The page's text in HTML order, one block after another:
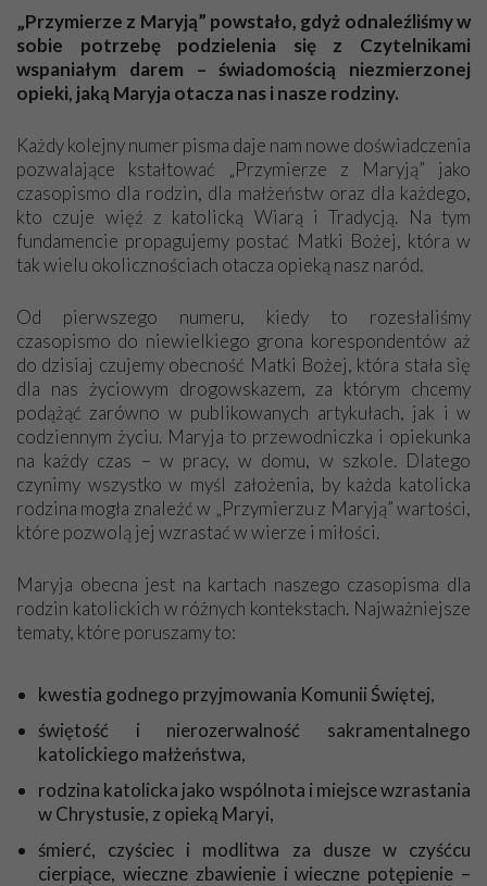
czasopismo. Warto je prenumerować. Dużo opisujecie i dużo
się dowiadujemy, co się dzieje teraz i kiedyś – jak to było na
świecie dawno temu, w tamtych wiekach. Życzę Wam wielu
łask Bożych i siły w dalszym działaniu. Nie poddawajcie się
Bóg! Pozdrawiam Was serdecznie,
Maria
Niech będzie pochwalony Jezus Chrystus!
Dziękuję z całego serca za cudowne „Przymierze z Maryją”.
pięknych, cudownych tekstów o Maryi i Jezusie Chrystusie, a
także dużo o wierze katolickiej i o naszej kulturze. Są tam
piękne tematy i bardzo dobre dla naszego życia wiadomości.
Jestem szczęśliwa, że otrzymuję „Przymierze z Maryją”.
Dziękuję, modlę się za cały Apostolat Fatimy i za Pana
Prezesa.
Janina z Włocławka
Niech będzie pochwalony Jezus Chrystus!
Panie Sławomirze, w liście zadał mi Pan pytanie, czy jestem
dumna z otrzymywanego pisma „Przymierze z Maryją”. Jestem
dumna! A dlaczego? Bo jest to pismo jedyne w swoim rodzaju.
To ogromna wiedza. Każdy artykuł bogaty w wydarzenia,
dużo przeczytałam dobrych książek (bo lubię czytać), ale
pismo „Przymierze z Maryją” stawiam na pierwszym miejscu,
bo porusza serce, ubogaca duszę i umysł. O wielu sprawach
opisanych w artykułach wcześniej nie miałam wiedzy. Ale
teraz mając 86 lat jestem poniekąd uczennicą „Przymierza z
Maryją”. Mówi się, że człowiek uczy się do końca życia,
prawda? Bóg zapłać za tę wiedzę. Z szacunkiem chylę czoło
przed wszystkimi osobami za pracę i trud w tworzeniu pisma.
„Przymierze z Maryją” powstało, gdyż odnaleźliśmy w
sobie potrzebę podzielenia się z Czytelnikami
wspaniałym darem – świadomością niezmierzonej
opieki, jaką Maryja otacza nas i nasze rodziny.
Każdy kolejny numer pisma daje nam nowe doświadczenia
pozwalające kstałtować „Przymierze z Maryją” jako
czasopismo dla rodzin, dla małżeństw oraz dla każdego,
kto czuje więź z katolicką Wiarą i Tradycją. Na tym
fundamencie propagujemy postać Matki Bożej, która w
tak wielu okolicznościach otacza opieką nasz naród.
Od pierwszego numeru, kiedy to rozesłaliśmy
czasopismo do niewielkiego grona korespondentów aż
do dzisiaj czujemy obecność Matki Bożej, która stała się
dla nas życiowym drogowskazem, za którym chcemy
podążąć zarówno w publikowanych artykułach, jak i w
codziennym życiu. Maryja to przewodniczka i opiekunka
na każdy czas – w pracy, w domu, w szkole. Dlatego
czynimy wszystko w myśl założenia, by każda katolicka
rodzina mogła znaleźć w „Przymierzu z Maryją” wartości,
które pozwolą jej wzrastać w wierze i miłości.
Maryja obecna jest na kartach naszego czasopisma dla
rodzin katolickich w różnych kontekstach. Najważniejsze
tematy, które poruszamy to:
kwestia godnego przyjmowania Komunii Świętej,
świętość i nierozerwalność sakramentalnego
katolickiego małżeństwa,
rodzina katolicka jako wspólnota i miejsce wzrastania
w Chrystusie, z opieką Maryi,
śmierć, czyściec i modlitwa za dusze w czyśćcu
cierpiące, wieczne zbawienie i wieczne potępienie –